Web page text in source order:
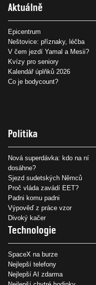
Aktuálně
Epicentrum
Neštovice: příznaky, léčba
V čem jezdí Yamal a Mesii?
Kvízy pro seniory
Kalendář úplňků 2026
Co je bodycount?
Politika
Nová superdávka: kdo na ní
dosáhne?
Sjezd sudetských Němců
Proč vláda zavádí EET?
Padni komu padni
Výpověď z práce vzor
Divoký kačer
Technologie
SpaceX na burze
Nejlepší telefony
Nejlepší AI zdarma